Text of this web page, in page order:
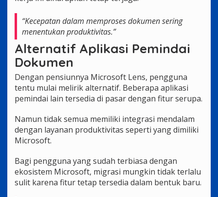
“Kecepatan dalam memproses dokumen sering
menentukan produktivitas.”
Alternatif Aplikasi Pemindai
Dokumen
Dengan pensiunnya Microsoft Lens, pengguna
tentu mulai melirik alternatif. Beberapa aplikasi
pemindai lain tersedia di pasar dengan fitur serupa.
Namun tidak semua memiliki integrasi mendalam
dengan layanan produktivitas seperti yang dimiliki
Microsoft.
Bagi pengguna yang sudah terbiasa dengan
ekosistem Microsoft, migrasi mungkin tidak terlalu
sulit karena fitur tetap tersedia dalam bentuk baru.